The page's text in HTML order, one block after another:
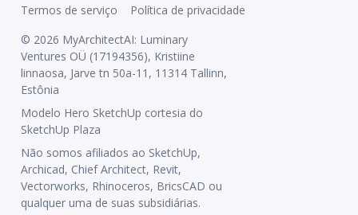
© 2026 MyArchitectAI: Luminary
Ventures OÜ (17194356), Kristiine
linnaosa, Jarve tn 50a-11, 11314 Tallinn,
Estônia
Modelo Hero SketchUp cortesia do
SketchUp Plaza
Não somos afiliados ao SketchUp,
Archicad, Chief Architect, Revit,
Vectorworks, Rhinoceros, BricsCAD ou
qualquer uma de suas subsidiárias.
Termos de serviço Política de privacidade